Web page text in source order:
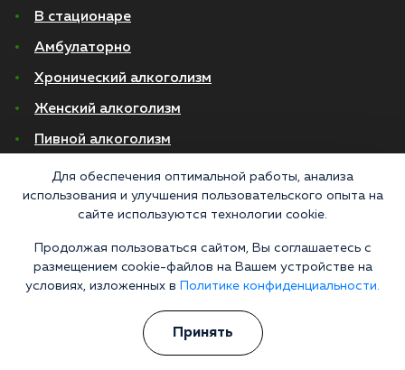
В стационаре
Амбулаторно
Хронический алкоголизм
Женский алкоголизм
Пивной алкоголизм
© 2026 Все права защищены
Политика конфиденциальности
Согласие на обработку персональных данных
Медицинские услуги оказываются ООО "М-Трезвость", по лицензии
ЛО-50-01-012801 от 27.08.2021 по адресу: 127083, Московская область, г.
Москва, улица 8 Марта, 1с12, подъезд 1
«Напоминаем, что сайт https://narkologiya24.clinic против распространения,
продажи и приема психоактивных веществ. Незаконное производство,
пропаганда и сбыт наркотических средств или их аналогов карается в
Для обеспечения оптимальной работы, анализа
использования и улучшения пользовательского опыта на
сайте используются технологии cookie.
Продолжая пользоваться сайтом, Вы соглашаетесь с
размещением cookie-файлов на Вашем устройстве на
условиях, изложенных в
Политике конфиденциальности.
Принять